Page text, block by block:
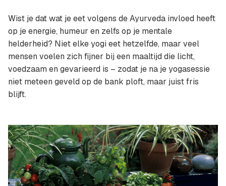
Wist je dat wat je eet volgens de Ayurveda invloed heeft
op je energie, humeur en zelfs op je mentale
helderheid? Niet elke yogi eet hetzelfde, maar veel
mensen voelen zich fijner bij een maaltijd die licht,
voedzaam en gevarieerd is – zodat je na je yogasessie
niet meteen geveld op de bank ploft, maar juist fris
blijft.